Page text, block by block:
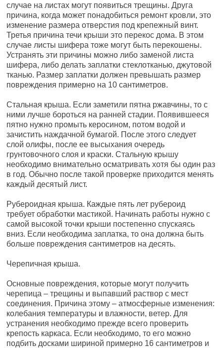
случае на листах могут появиться трещины. Друга
причина, когда может понадобиться ремонт кровли, это
изменение размера отверстия под крепежный винт.
Третья причина течи крыши это перекос дома. В этом
случае листы шифера тоже могут быть перекошены.
Устранять эти причины можно либо заменой листа
шифера, либо делать заплатки стеклотканью, джутовой
тканью. Размер заплатки должен превышать размер
повреждения примерно на 10 сантиметров.
Стальная крыша. Если заметили пятна ржавчины, то с
ними лучше бороться на ранней стадии. Появившееся
пятно нужно промыть керосином, потом водой и
зачистить наждачной бумагой. После этого следует
слой олифы, после ее высыхания очередь
грунтовочного слоя и краски. Стальную крышу
необходимо внимательно осматривать хотя бы один раз
в год. Обычно после такой проверке приходится менять
каждый десятый лист.
Рубероидная крыша. Каждые пять лет рубероид
требует обработки мастикой. Начинать работы нужно с
самой высокой точки крыши постепенно спускаясь
вниз. Если необходима заплатка, то она должна быть
больше повреждения сантиметров на десять.
Черепичная крыша.
Основные повреждения, которые могут получить
черепица – трещины и выпавший раствор с мест
соединения. Причина этому – атмосферные изменения:
колебания температуры и влажности, ветер. Для
устранения необходимо прежде всего проверить
крепость каркаса. Если необходимо, то его можно
подбить досками шириной примерно 16 сантиметров и